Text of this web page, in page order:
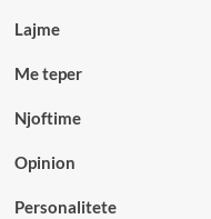
Lajme
Me teper
Njoftime
Opinion
Personalitete